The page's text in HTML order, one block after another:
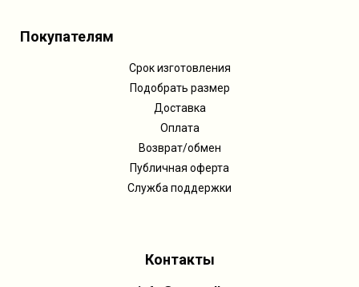
Покупателям
Срок изготовления
Подобрать размер
Доставка
Оплата
Возврат/обмен
Публичная оферта
Служба поддержки
Контакты